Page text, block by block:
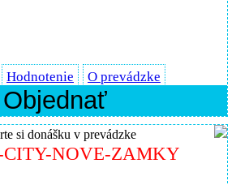
Hodnotenie O prevádzke
Objednať
si donášku v prevádzke
CITY-NOVE-ZAMKY